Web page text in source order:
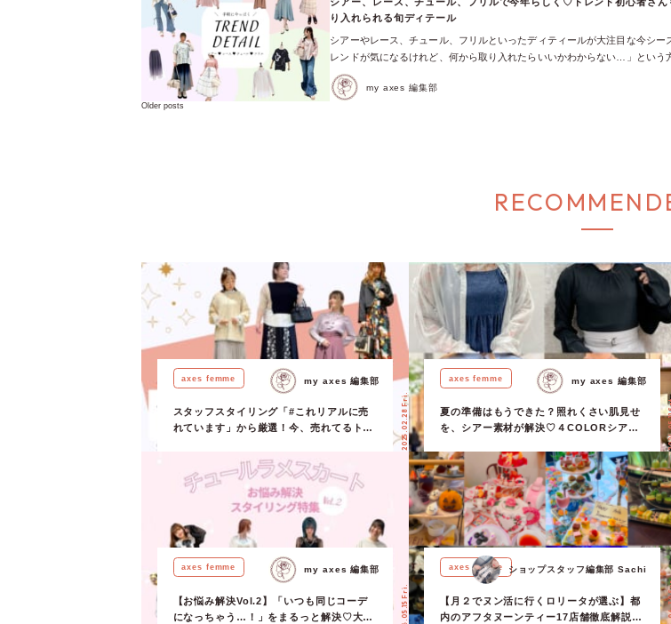
インを強調し、すっきりとした印象に導きます。袖のリボンディテールがア
蝶が美しい和洋MIXコーデ 続いては、REZENの着物衿配色シャツにNIBBLE
ミニスカートを組み合わせた、あやかさんの感性が光る和洋MIXスタイリン
な和のディテールに、個性がキラリと輝く和洋MIXコーデです♡
POETIQUEのシアーボレロにaxes femmeの楊柳フリルスカートを合わせた、
提案の大人フェミニンな推し活応援コーデ！ シフォンの軽やかさで夏のイ
気づきたい」――そんな純粋なときめきを、STYLE LABではサポートします
＞＞ スタッフ着用アイテム ＜＜ ＞＞ スタッフ着用アイテム ＜＜ 夏ら
気分を楽しみたいならひまわりをイメージしたスタイリングがおすすめ♡ 太
て咲くひまわりのような、前向きできらきらとした魅力が詰まったスタイル
ップしました！ アイボリーやイエローを取り入れたナチュラルな着こなしは
かけ気分をもっと盛り上げてくれるはず♬ ＞＞ スタッフ着用アイテム ＜
ば、夏のおしゃれがもっと楽しくなるはず♬ ぜひお気に入りのアイテムを見
ゾート気分あふれるコーデを楽しんでみてくださいね♡
り入れられる旬ディテール
シアーやレース、チュール、フリルといったディティールが大注目な今シー
レンドが気になるけれど、何から取り入れたらいいかわからない…」という
す！ 実は、いつもの着こなしにプラスワンするだけで、手軽に取り入れるこ
ゃうんです♬ 今回は、ぐっと今年らしい印象にアップデートできる、旬ディ
タイリング＆アイテムをご紹介します♡ Key Word 01｜シアー 昨シーズン
＼ スタッフのおすすめコーデ♪ ／ ＼ axes femmeのシアーアイテムをチェッ
Word 02｜レース 上品で華やかな印象を与えてくれるレースは、見逃せない
り入れてみて♬ ＼ スタッフのおすすめコーデ♪ ／ ＼ axes femmeのレース
ェック／ Key Word 03｜チュール ふんわりと軽やかなチュール素材は、コー
華やかに見せてくれる万能アイテム♡ シンプルなトップスと合わせるだけで
しいスタイリングが完成します！ いつものスカートコーデに変化をつけたい
すめです◎ ＼ スタッフのおすすめコーデ♪ ／ ＼ axes femmeのチュールア
ック／ Key Word 04｜フリル 特別な日はもちろん、日常にもトキメキを添
リル♡ フリルディティールを取り入れたワンピースなら、一枚でコーデが
ちょっぴり気分が上がるフリルの着こなしを、ぜひ楽しんでくださいね♬ ＼
おすすめコーデ♪ ／ ＼ axes femmeのフリルアイテムをチェック／
my axes 編集部
Posts
Older posts
axes femme
スタッフスタイリング「#これリアルに売
れています」から厳選！今、売れてるトレ
2025.02.28 Fri.
my axes 編集部 axes femme
夏の準備はもうできた？照れくさい肌見せ
を、シアー素材が解決♡４COLORシアー
my axes 編集部
axes femme
【お悩み解決Vol.2】「いつも同じコーデ
になっちゃう…！」をまるっと解決♡大
2026.05.15 Fri.
my axes 編集部 axes femme
【月２でヌン活に行くロリータが選ぶ】都
内のアフタヌーンティー17店舗徹底解説！
ショップスタッフ編集部 Sachi